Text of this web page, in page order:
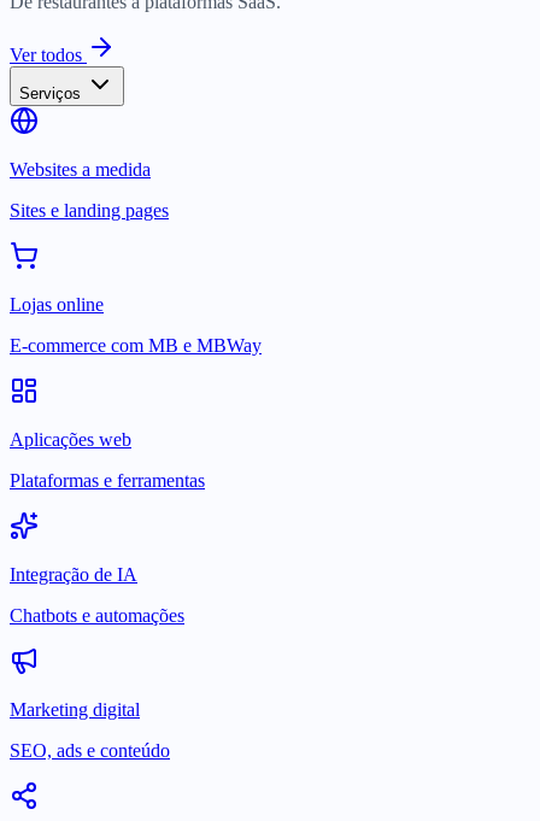
Ver todos
Serviços
Websites a medida
Sites e landing pages
Lojas online
E-commerce com MB e MBWay
Aplicações web
Plataformas e ferramentas
Integração de IA
Chatbots e automações
Marketing digital
SEO, ads e conteúdo